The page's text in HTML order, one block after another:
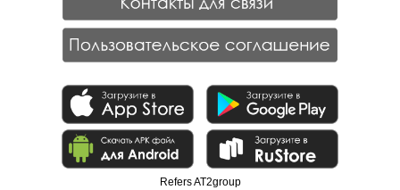
Refers AT2group